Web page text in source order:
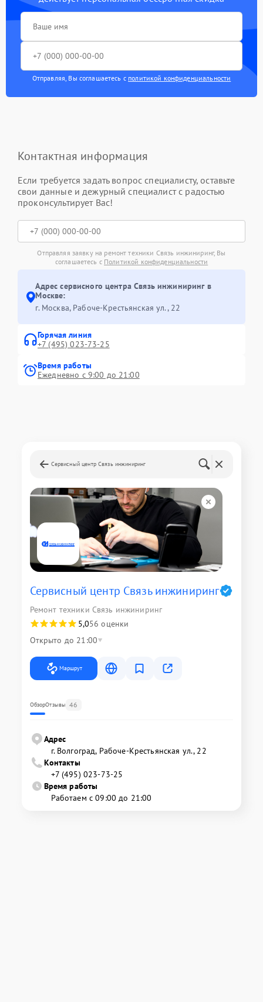
Отправляя, Вы соглашаетесь с политикой конфиденциальности
Контактная информация
Если требуется задать вопрос специалисту, оставьте
свои данные и дежурный специалист с радостью
проконсультирует Вас!
Отправляя заявку на ремонт техники Связь инжиниринг, Вы
соглашаетесь с Политикой конфиденциальности
Адрес сервисного центра Связь инжиниринг в
Москве:
г. Москва, Рабоче-Крестьянская ул., 22
Горячая линия
+7 (495) 023-73-25
Время работы
Ежедневно с 9:00 до 21:00
Сервисный центр Связь инжиниринг
Сервисный центр Связь инжиниринг
Ремонт техники Связь инжиниринг
5,056 оценки
Открыто до 21:00
Маршрут
ОбзорОтзывы 46
Адрес
г. Волгоград, Рабоче-Крестьянская ул., 22
Контакты
+7 (495) 023-73-25
Время работы
Работаем с 09:00 до 21:00